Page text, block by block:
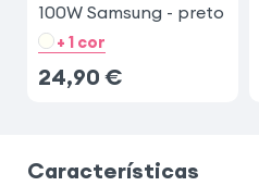
100W Samsung - preto
+ 1 cor
24,90 €
Características